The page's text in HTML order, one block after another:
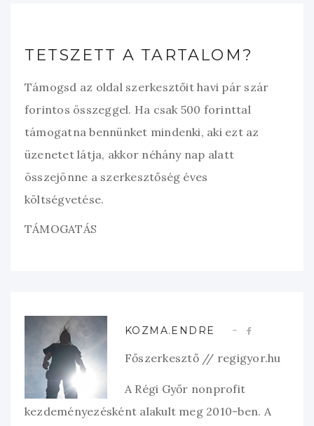
TETSZETT A TARTALOM?
Támogsd az oldal szerkesztőit havi pár szár
forintos összeggel. Ha csak 500 forinttal
támogatna bennünket mindenki, aki ezt az
üzenetet látja, akkor néhány nap alatt
összejönne a szerkesztőség éves
költségvetése.
TÁMOGATÁS
KOZMA.ENDRE
Főszerkesztő // regigyor.hu
A Régi Győr nonprofit
kezdeményezésként alakult meg 2010-ben. A